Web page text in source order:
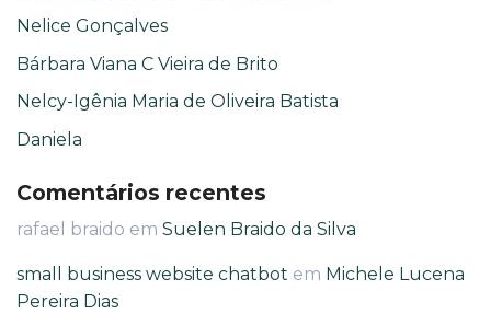
Nelice Gonçalves
Bárbara Viana C Vieira de Brito
Nelcy-Igênia Maria de Oliveira Batista
Daniela
Comentários recentes
rafael braido em Suelen Braido da Silva
small business website chatbot em Michele Lucena
Pereira Dias